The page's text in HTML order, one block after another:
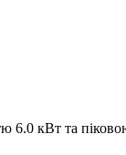
кВт та